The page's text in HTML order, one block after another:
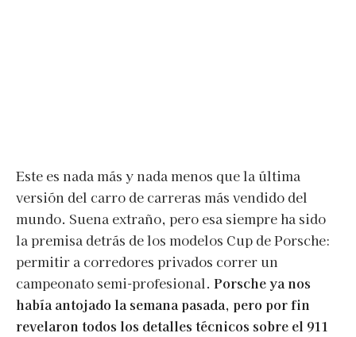
Este es nada más y nada menos que la última
versión del carro de carreras más vendido del
mundo. Suena extraño, pero esa siempre ha sido
la premisa detrás de los modelos Cup de Porsche:
permitir a corredores privados correr un
campeonato semi-profesional. Porsche ya nos
había antojado la semana pasada, pero por fin
revelaron todos los detalles técnicos sobre el 911